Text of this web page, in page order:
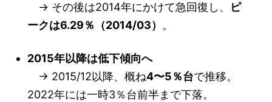
→ その後は2014年にかけて急回復し、
ピ
ークは6.29％（2014/03） 。
2015年以降は低下傾向へ
→ 2015/12以降、概ね4〜5％台で推移。
2022年には一時3％台前半まで下落。